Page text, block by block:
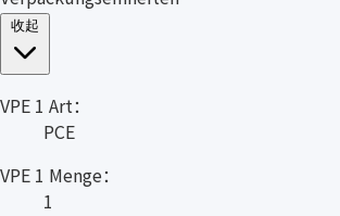
VPE 1 Art：
PCE
VPE 1 Menge：
1